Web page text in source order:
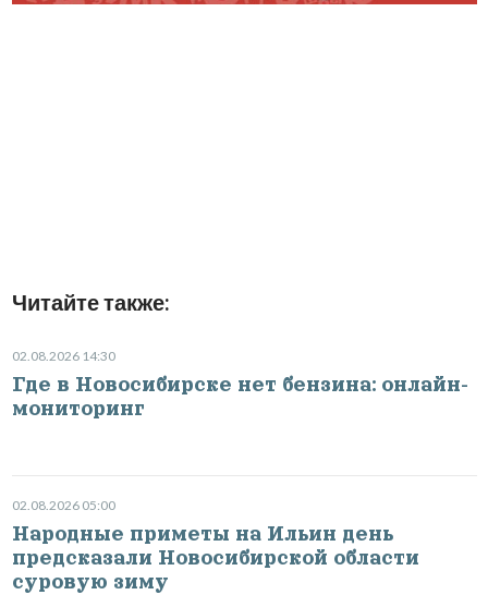
Читайте также:
02.08.2026 14:30
Где в Новосибирске нет бензина: онлайн-
мониторинг
02.08.2026 05:00
Народные приметы на Ильин день
предсказали Новосибирской области
суровую зиму